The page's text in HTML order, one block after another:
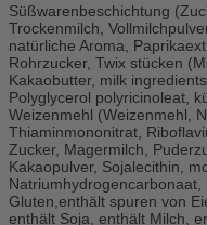
Süßwarenbeschichtung
Trockenmilch,
natürliche Aroma,
Rohrzucker, Twix stücken
Kakaobutter, milk
Polyglycerol polyricinoleat,
Weizenmehl (Weizenmehl,
Thiaminmononitrat,
Zucker, Magermilch,
Kakaopulver, Sojalecithin,
Gluten,enthält spuren von
enthält Soja, enthält Milch,